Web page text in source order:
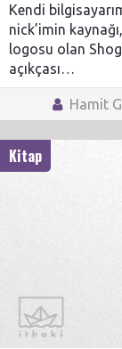
Kendi
nick’imin
logosu olan
açıkçası…
Hamit
Kitap